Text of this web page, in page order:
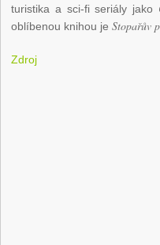
turistika a sci-fi seriály jako
oblíbenou knihou jeStopařův
Zdroj